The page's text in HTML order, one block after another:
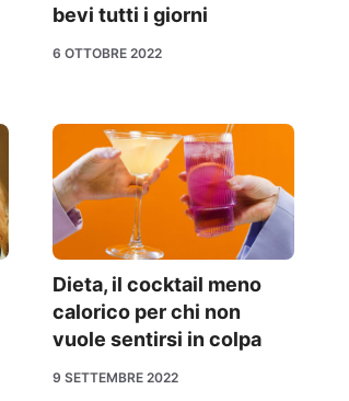
bevi tutti i giorni
6 OTTOBRE 2022
Dieta, il cocktail meno
calorico per chi non
vuole sentirsi in colpa
9 SETTEMBRE 2022